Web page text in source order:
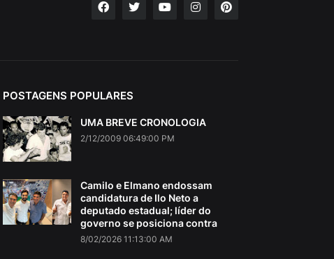
POSTAGENS POPULARES
UMA BREVE CRONOLOGIA
2/12/2009 06:49:00 PM
Camilo e Elmano endossam
candidatura de Ilo Neto a
deputado estadual; líder do
governo se posiciona contra
8/02/2026 11:13:00 AM